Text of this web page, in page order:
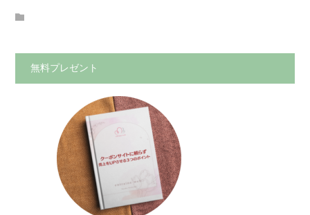
無料プレゼント